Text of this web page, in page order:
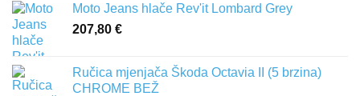
Moto Jeans hlače Rev'it Lombard Grey
207,80 €
Ručica mjenjača Škoda Octavia II (5 brzina)
CHROME BEŽ